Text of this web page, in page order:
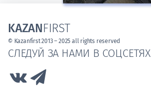
СЛЕДУЙ ЗА НАМИ В СОЦСЕТЯХ
Link to Vk
KAZANFIRST
© Kazanfirst 2013 – 2025 all rights reserved